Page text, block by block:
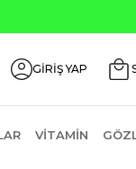
GİRİŞ YAP
VITAMIN